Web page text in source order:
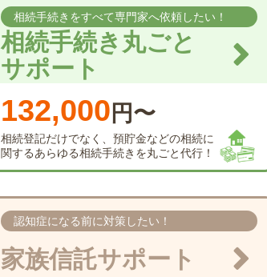
相続手続きをすべて専門家へ依頼したい！
相続手続き丸ごと
サポート
132,000 円〜
相続登記だけでなく、預貯金などの相続に
関するあらゆる相続手続きを丸ごと代行！
認知症になる前に対策したい！
家族信託サポート